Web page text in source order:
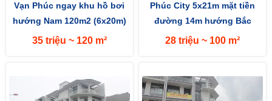
Vạn Phúc ngay khu hồ bơi
hướng Nam 120m2 (6x20m)
đường lớn 25m
35 triệu ~ 120 m²
Phúc City 5x21m mặt tiền
đường 14m hướng Bắc
28 triệu ~ 100 m²